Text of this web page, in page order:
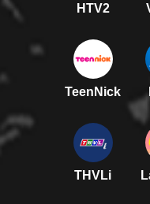
HTV2
TeenNick
THVLi